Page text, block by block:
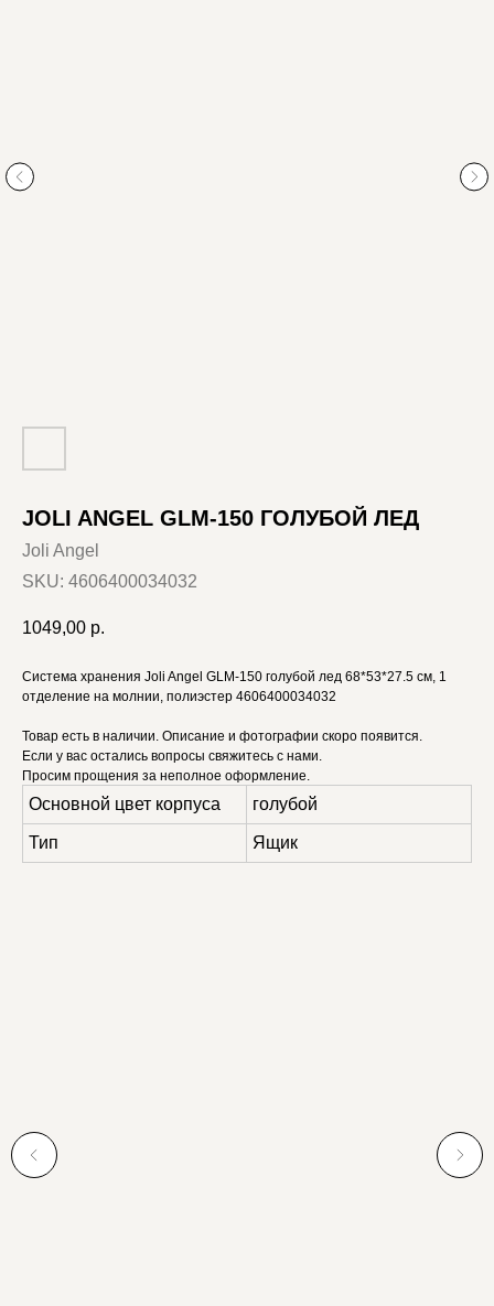
JOLI ANGEL GLM-150 ГОЛУБОЙ ЛЕД
Joli Angel
SKU: 4606400034032
1049,00 р.
Система хранения Joli Angel GLM-150 голубой лед 68*53*27.5 см, 1
отделение на молнии, полиэстер 4606400034032
Товар есть в наличии. Описание и фотографии скоро появится.
Если у вас остались вопросы свяжитесь с нами.
Просим прощения за неполное оформление.
Основной цвет корпуса голубой
Тип Ящик